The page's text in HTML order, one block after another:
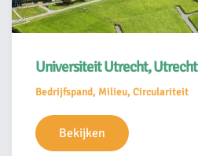
Universiteit Utrecht, Utrecht
Bedrijfspand, Milieu, Circulariteit
Bekijken